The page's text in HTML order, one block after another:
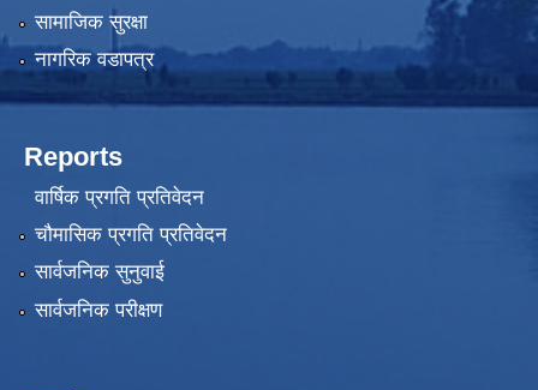
सामाजिक सुरक्षा
नागरिक वडापत्र
Reports
वार्षिक प्रगति प्रतिवेदन
चौमासिक प्रगति प्रतिवेदन
सार्वजनिक सुनुवाई
सार्वजनिक परीक्षण